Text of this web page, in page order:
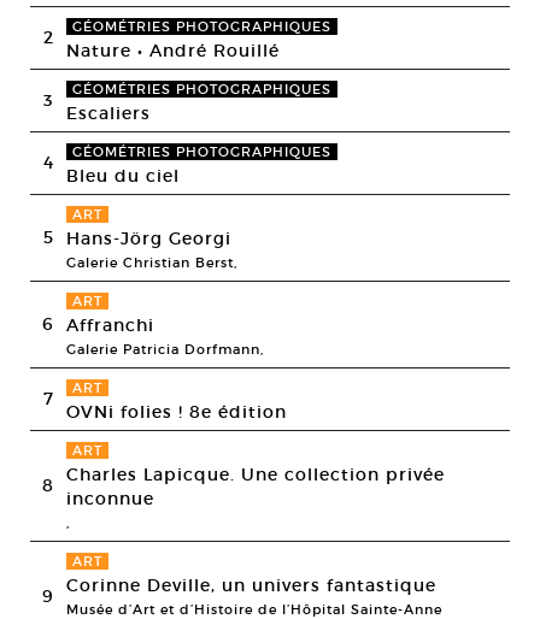
2 GÉOMÉTRIES PHOTOGRAPHIQUES
Nature • André Rouillé
3 GÉOMÉTRIES PHOTOGRAPHIQUES
Escaliers
4 GÉOMÉTRIES PHOTOGRAPHIQUES
Bleu du ciel
5
ART
Hans-Jörg Georgi
Galerie Christian Berst,
6
ART
Affranchi
Galerie Patricia Dorfmann,
7 ART
OVNi folies ! 8e édition
8
ART
Charles Lapicque. Une collection privée
inconnue
9
ART
Corinne Deville, un univers fantastique
Musée d’Art et d’Histoire de l’Hôpital Sainte-Anne